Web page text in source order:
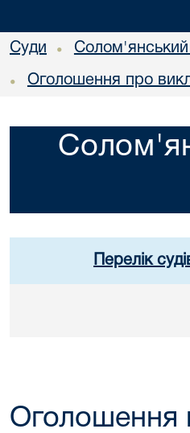
Суди • Солом'янський
• Оголошення про
Перелік
Оголошення